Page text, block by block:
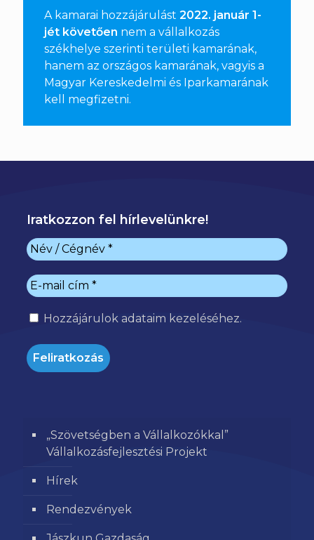
A kamarai hozzájárulást 2022. január 1-
jét követően nem a vállalkozás
székhelye szerinti területi kamarának,
hanem az országos kamarának, vagyis a
Magyar Kereskedelmi és Iparkamarának
kell megfizetni.
Iratkozzon fel hírlevelünkre!
Hozzájárulok adataim kezeléséhez.
„Szövetségben a Vállalkozókkal”
Vállalkozásfejlesztési Projekt
Hírek
Rendezvények